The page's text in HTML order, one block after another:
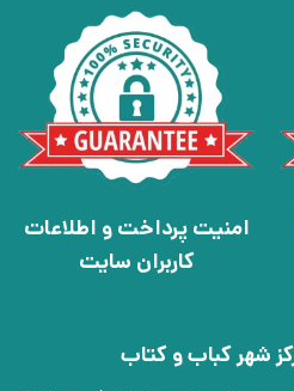
امنیت پرداخت و اطلاعات
کاربران سایت
شهر کباب و کتاب